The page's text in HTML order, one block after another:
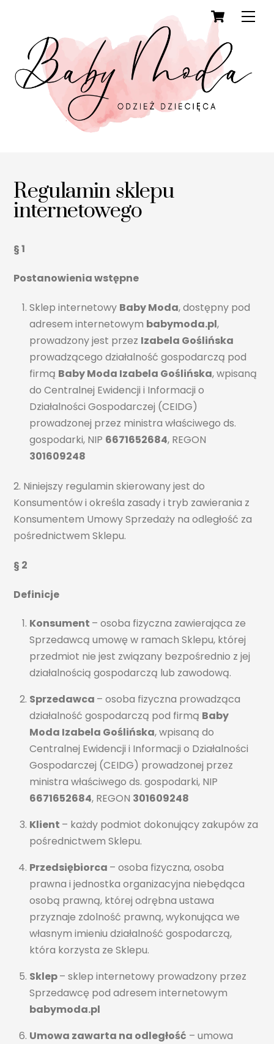
content
Cart
Regulamin sklepu
internetowego
§ 1
Postanowienia wstępne
Sklep internetowy Baby Moda, dostępny pod
adresem internetowym babymoda.pl,
prowadzony jest przez Izabela Goślińska
prowadzącego działalność gospodarczą pod
firmą Baby Moda Izabela Goślińska, wpisaną
do Centralnej Ewidencji i Informacji o
Działalności Gospodarczej (CEIDG)
prowadzonej przez ministra właściwego ds.
gospodarki, NIP 6671652684, REGON
301609248
2. Niniejszy regulamin skierowany jest do
Konsumentów i określa zasady i tryb zawierania z
Konsumentem Umowy Sprzedaży na odległość za
pośrednictwem Sklepu.
§ 2
Definicje
Konsument – osoba fizyczna zawierająca ze
Sprzedawcą umowę w ramach Sklepu, której
przedmiot nie jest związany bezpośrednio z jej
działalnością gospodarczą lub zawodową.
Sprzedawca – osoba fizyczna prowadząca
działalność gospodarczą pod firmą Baby
Moda Izabela Goślińska, wpisaną do
Centralnej Ewidencji i Informacji o Działalności
Gospodarczej (CEIDG) prowadzonej przez
ministra właściwego ds. gospodarki, NIP
6671652684, REGON 301609248
Klient – każdy podmiot dokonujący zakupów za
pośrednictwem Sklepu.
Przedsiębiorca – osoba fizyczna, osoba
prawna i jednostka organizacyjna niebędąca
osobą prawną, której odrębna ustawa
przyznaje zdolność prawną, wykonująca we
własnym imieniu działalność gospodarczą,
która korzysta ze Sklepu.
Sklep– sklep internetowy prowadzony przez
Sprzedawcę pod adresem internetowym
babymoda.pl
Umowa zawarta na odległość – umowa